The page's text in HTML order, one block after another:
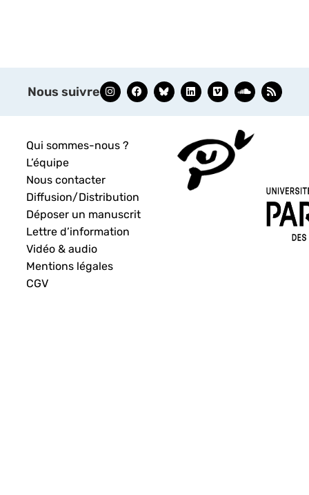
Nous suivre
Qui sommes-nous ?
L’équipe
Nous contacter
Diffusion/Distribution
Déposer un manuscrit
Lettre d’information
Vidéo & audio
Mentions légales
CGV